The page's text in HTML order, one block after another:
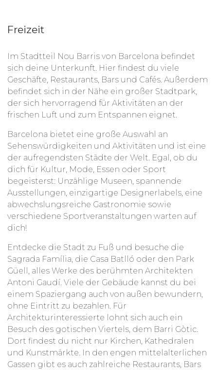
Freizeit
Im Stadtteil Nou Barris von Barcelona befindet
sich deine Unterkunft. Hier findest du viele
Geschäfte, Restaurants, Bars und Cafés. Außerdem
befindet sich in der Nähe ein großer Stadtpark,
der sich hervorragend für Aktivitäten an der
frischen Luft und zum Entspannen eignet.
Barcelona bietet eine große Auswahl an
Sehenswürdigkeiten und Aktivitäten und ist eine
der aufregendsten Städte der Welt. Egal, ob du
dich für Kultur, Mode, Essen oder Sport
begeisterst: Unzählige Museen, spannende
Ausstellungen, einzigartige Designerlabels, eine
abwechslungsreiche Gastronomie sowie
verschiedene Sportveranstaltungen warten auf
dich!
Entdecke die Stadt zu Fuß und besuche die
Sagrada Família, die Casa Batlló oder den Park
Güell, alles Werke des berühmten Architekten
Antoni Gaudí. Viele der Gebäude kannst du bei
einem Spaziergang auch von außen bewundern,
ohne Eintritt zu bezahlen. Für
Architekturinteressierte lohnt sich auch ein
Besuch des gotischen Viertels, dem Barri Gòtic.
Dort findest du nicht nur Kirchen, Kathedralen
und Kunstmärkte. In den engen mittelalterlichen
Gassen gibt es auch zahlreiche Restaurants, Bars